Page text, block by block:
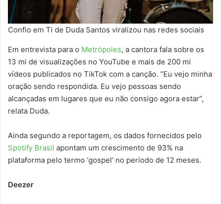
Confio em Ti de Duda Santos viralizou nas redes sociais
Em entrevista para o Metrópoles, a cantora fala sobre os
13 mi de visualizações no YouTube e mais de 200 mi
vídeos publicados no TikTok com a canção. “Eu vejo minha
oração sendo respondida. Eu vejo pessoas sendo
alcançadas em lugares que eu não consigo agora estar”,
relata Duda.
Ainda segundo a reportagem, os dados fornecidos pelo
Spotify Brasil apontam um crescimento de 93% na
plataforma pelo termo ‘gospel’ no período de 12 meses.
Deezer